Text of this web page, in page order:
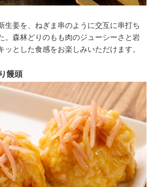
生姜を、ねぎま串のように交互に串打ち
。森林どりのもも肉のジューシーさと岩
ッとした食感をお楽しみいただけます。
饅頭